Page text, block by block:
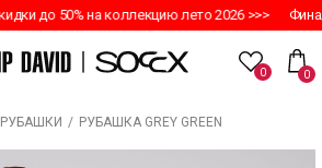
до 50% на коллекцию лето 2026 >>>
0 0
РУБАШКИ / РУБАШКА GREY GREEN